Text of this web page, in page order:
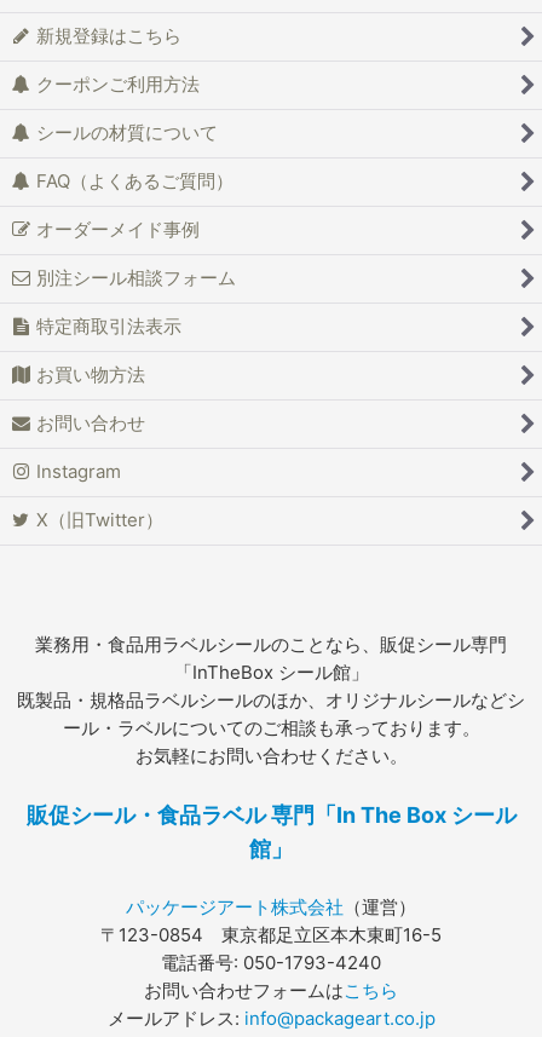
新規登録はこちら
クーポンご利用方法
シールの材質について
FAQ（よくあるご質問）
オーダーメイド事例
別注シール相談フォーム
特定商取引法表示
お買い物方法
お問い合わせ
Instagram
X（旧Twitter）
業務用・食品用ラベルシールのことなら、販促シール専門
「InTheBox シール館」
既製品・規格品ラベルシールのほか、オリジナルシールなどシ
ール・ラベルについてのご相談も承っております。
お気軽にお問い合わせください。
販促シール・食品ラベル 専門「In The Box シール
館」
パッケージアート株式会社 （運営）
〒123-0854 東京都足立区本木東町16-5
電話番号: 050-1793-4240
お問い合わせフォームはこちら
メールアドレス: info@packageart.co.jp